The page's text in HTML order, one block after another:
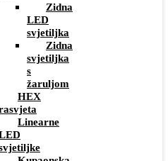
Zidna
LED
svjetiljka
Zidna
svjetiljka
s
žaruljom
HEX
Linearne